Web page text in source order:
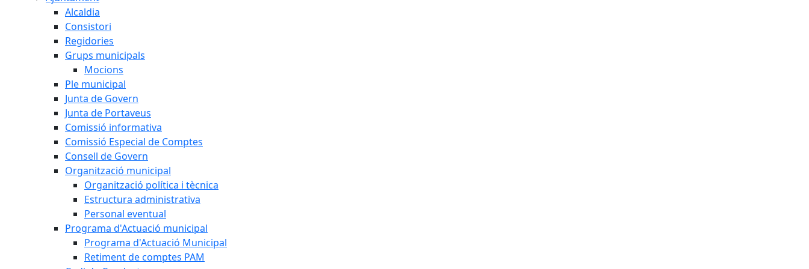
Alcaldia
Consistori
Regidories
Grups municipals
Mocions
Ple municipal
Junta de Govern
Junta de Portaveus
Comissió informativa
Comissió Especial de Comptes
Consell de Govern
Organització municipal
Organització política i tècnica
Estructura administrativa
Personal eventual
Programa d'Actuació municipal
Programa d'Actuació Municipal
Retiment de comptes PAM